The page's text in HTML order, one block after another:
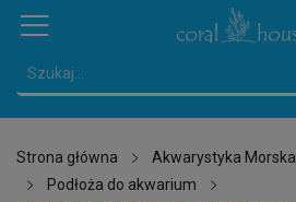
Strona główna Akwarystyka Morska
Podłoża do akwarium